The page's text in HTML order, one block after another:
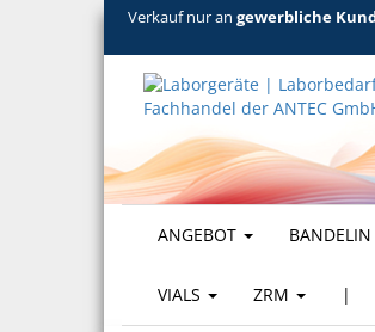
Verkauf nur an gewerbliche
ANGEBOT BANDELIN
VIALS ZRM |